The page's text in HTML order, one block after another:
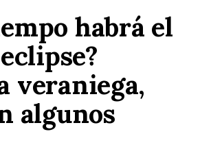
habrá el
veraniega,
algunos